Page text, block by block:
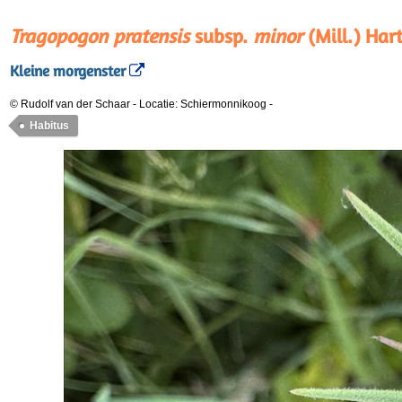
Tragopogon pratensissubsp. minor(Mill.)
Kleine morgenster
© Rudolf van der Schaar - Locatie: Schiermonnikoog -
Habitus